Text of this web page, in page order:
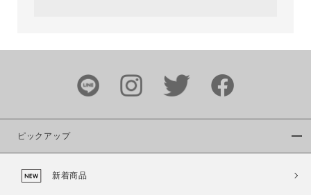
ピックアップ
新着商品